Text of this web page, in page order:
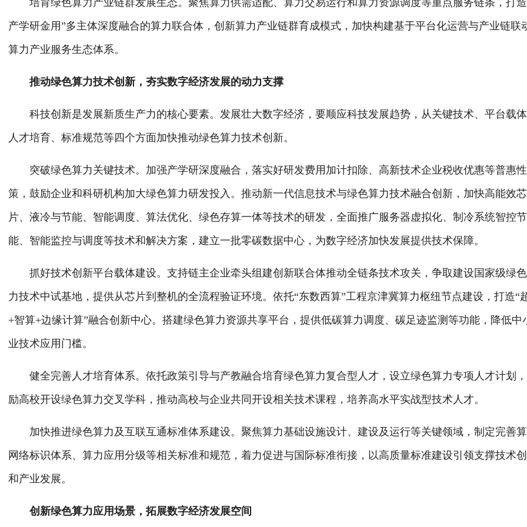
培育绿色算力产业链群发展生态。聚焦算力供需适配、算力交易运行和算力资源调度等重点服务链条，打造
产学研金用”多主体深度融合的算力联合体，创新算力产业链群育成模式，加快构建基于平台化运营与产业链联
算力产业服务生态体系。
推动绿色算力技术创新，夯实数字经济发展的动力支撑
科技创新是发展新质生产力的核心要素。发展壮大数字经济，要顺应科技发展趋势，从关键技术、平台载体
人才培育、标准规范等四个方面加快推动绿色算力技术创新。
突破绿色算力关键技术。加强产学研深度融合，落实好研发费用加计扣除、高新技术企业税收优惠等普惠
策，鼓励企业和科研机构加大绿色算力研发投入。推动新一代信息技术与绿色算力技术融合创新，加快高能效芯
片、液冷与节能、智能调度、算法优化、绿色存算一体等技术的研发，全面推广服务器虚拟化、制冷系统智控节
能、智能监控与调度等技术和解决方案，建立一批零碳数据中心，为数字经济加快发展提供技术保障。
抓好技术创新平台载体建设。支持链主企业牵头组建创新联合体推动全链条技术攻关，争取建设国家级绿
力技术中试基地，提供从芯片到整机的全流程验证环境。依托“东数西算”工程京津冀算力枢纽节点建设，打造“
+智算+边缘计算”融合创新中心。搭建绿色算力资源共享平台，提供低碳算力调度、碳足迹监测等功能，降低中
业技术应用门槛。
健全完善人才培育体系。依托政策引导与产教融合培育绿色算力复合型人才，设立绿色算力专项人才计划
励高校开设绿色算力交叉学科，推动高校与企业共同开设相关技术课程，培养高水平实战型技术人才。
加快推进绿色算力及互联互通标准体系建设。聚焦算力基础设施设计、建设及运行等关键领域，制定完善
网络标识体系、算力应用分级等相关标准和规范，着力促进与国际标准衔接，以高质量标准建设引领支撑技术
和产业发展。
创新绿色算力应用场景，拓展数字经济发展空间